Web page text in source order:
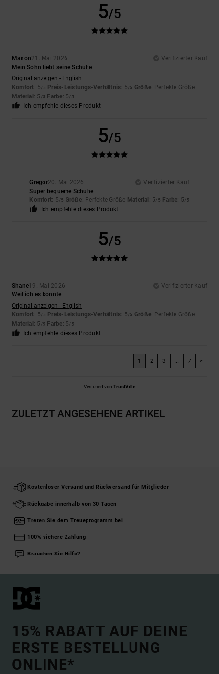
5/5
Manon21. Mai 2026
Verifizierter Kauf
Mein Sohn liebt seine Schuhe
Original anzeigen - English
Komfort: 5/5 Preis-Leistungs-Verhältnis: 5/5 Größe: Perfekte Größe
Material : 5 /5 Farbe: 5/5
Ich empfehle dieses Produkt
5/5
Gregor20. Mai 2026
Verifizierter Kauf
Super bequeme Schuhe
Komfort: 5/5 Größe: Perfekte Größe Material : 5/5 Farbe: 5/5
Ich empfehle dieses Produkt
5/5
Shane19. Mai 2026
Verifizierter Kauf
Weil ich es konnte
Original anzeigen - English
Komfort: 5/5 Preis-Leistungs-Verhältnis: 5/5 Größe: Perfekte Größe
Material : 5 /5 Farbe: 5/5
Ich empfehle dieses Produkt
1 2 3 ... 7 >
Verifiziert von TrustVille
ZULETZT ANGESEHENE ARTIKEL
Kostenloser Versand und Rückversand für Mitglieder
Rückgabe innerhalb von 30 Tagen
Treten Sie dem Treueprogramm bei
100% sichere Zahlung
Brauchen Sie Hilfe?
15% RABATT AUF DEINE
ERSTE BESTELLUNG
ONLINE*